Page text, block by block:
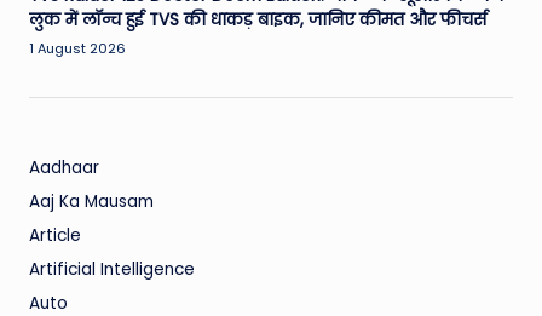
लुक में लॉन्च हुई TVS की धाकड़ बाइक, जानिए कीमत और फीचर्स
1 August 2026
Aadhaar
Aaj Ka Mausam
Article
Artificial Intelligence
Auto